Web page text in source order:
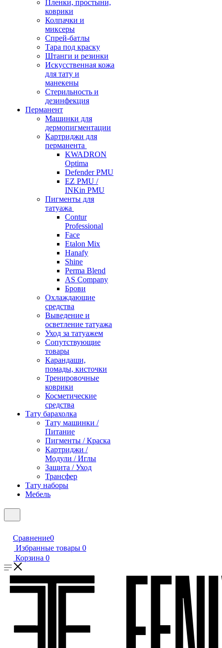
Пленки, простыни,
коврики
Колпачки и
миксеры
Спрей-батлы
Тара под краску
Штанги и резинки
Искусственная кожа
для тату и
манекены
Стерильность и
дезинфекция
Перманент
Машинки для
дермопигментации
Картриджи для
перманента
KWADRON
Optima
Defender PMU
EZ PMU /
INKin PMU
Пигменты для
татуажа
Contur
Professional
Face
Etalon Mix
Hanafy
Shine
Perma Blend
AS Company
Брови
Охлаждающие
средства
Выведение и
осветление татуажа
Уход за татуажем
Сопутствующие
товары
Карандаши,
помады, кисточки
Тренировочные
коврики
Косметические
средства
Тату барахолка
Тату машинки /
Питание
Пигменты / Краска
Картриджи /
Модули / Иглы
Защита / Уход
Трансфер
Тату наборы
Мебель
Сравнение0
Избранные товары 0
Корзина 0